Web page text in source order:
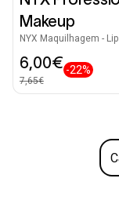
Makeup
NYX Maquilhagem -
6,00€
7,65€
-22%